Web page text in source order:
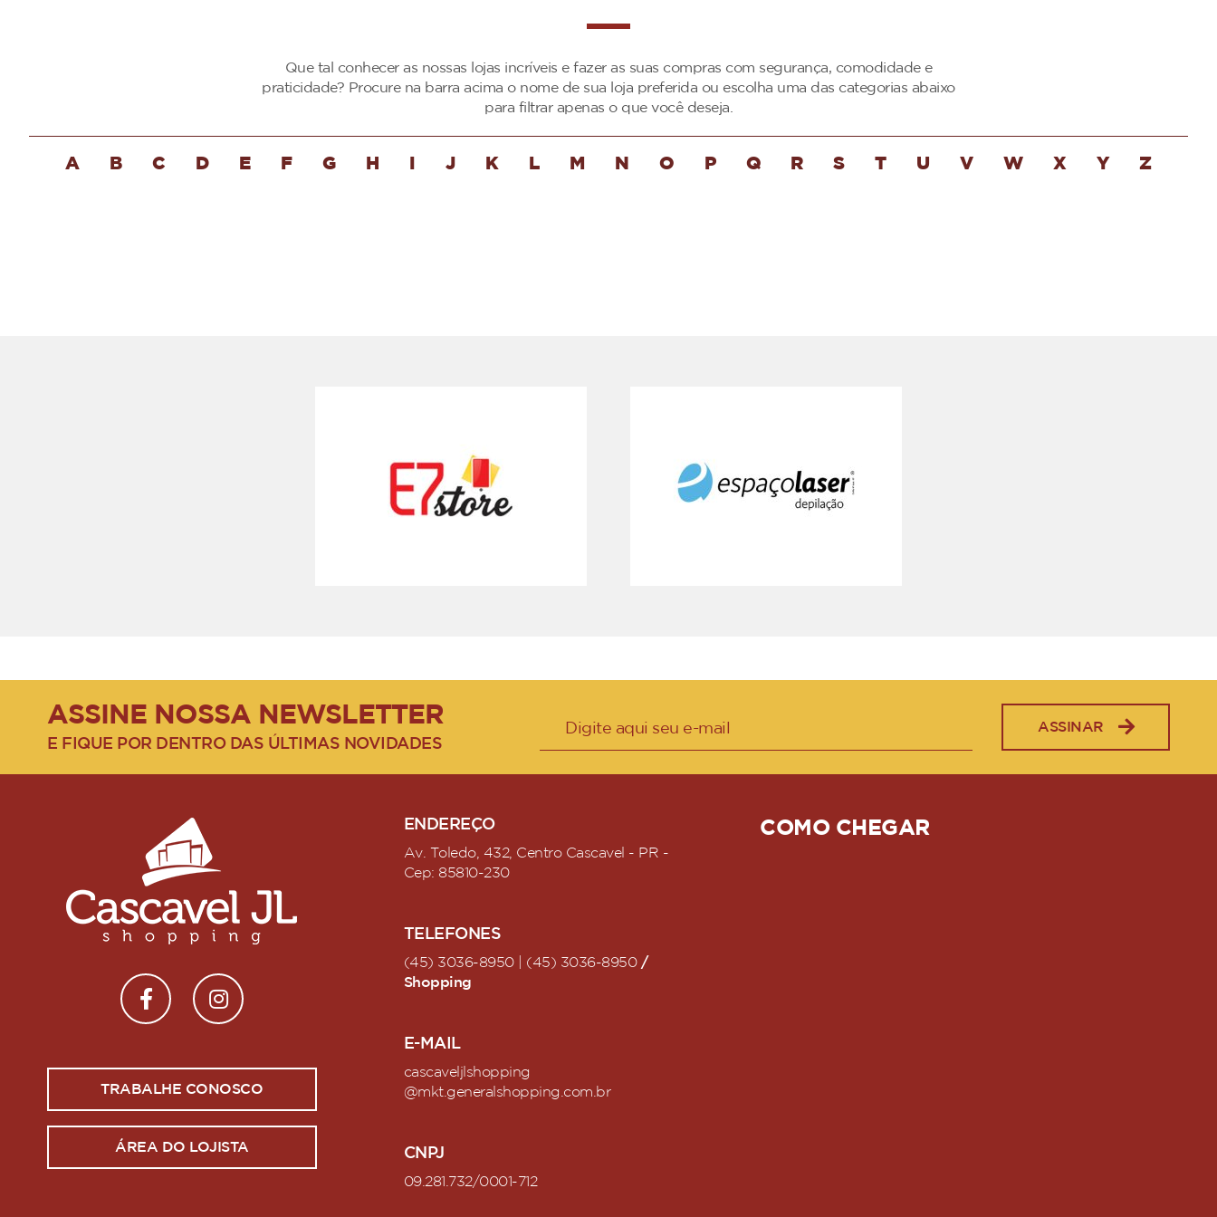
Que tal conhecer as nossas lojas incríveis e fazer as suas compras com segurança, comodidade e
praticidade? Procure na barra acima o nome de sua loja preferida ou escolha uma das categorias abaixo
para filtrar apenas o que você deseja.
A B C D E F G H J K L M N O P Q R S T U V W X Y Z
ASSINE NOSSA NEWSLETTER
E FIQUE POR DENTRO DAS ÚLTIMAS NOVIDADES
ASSINAR
TRABALHE CONOSCO
ÁREA DO LOJISTA
ENDEREÇO
Av. Toledo, 432, Centro Cascavel - PR -
Cep: 85810-230
TELEFONES
(45) 3036-8950 | (45) 3036-8950/
Shopping
E-MAIL
cascaveljlshopping
@mkt.generalshopping.com.br
CNPJ
09.281.732/0001-712
COMO CHEGAR